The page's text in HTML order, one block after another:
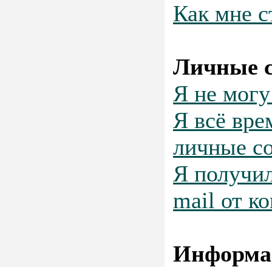
Как мне
Личные
Я не
Я всё
личные
Я
mail от